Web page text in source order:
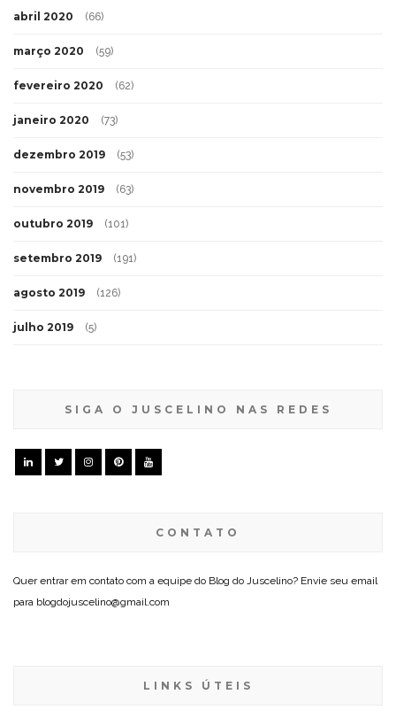
abril 2020 (66)
março 2020 (59)
fevereiro 2020 (62)
janeiro 2020 (73)
dezembro 2019 (53)
novembro 2019 (63)
outubro 2019 (101)
setembro 2019 (191)
agosto 2019 (126)
julho 2019 (5)
SIGA O JUSCELINO NAS REDES
CONTATO
Quer entrar em contato com a equipe do Blog do Juscelino? Envie seu email
para blogdojuscelino@gmail.com
LINKS ÚTEIS